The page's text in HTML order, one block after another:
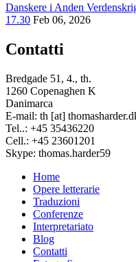
Danskere i Anden
17.30 Feb 06, 2026
Contatti
Bredgade 51, 4., th.
1260 Copenaghen K
Danimarca
E-mail: th [at]
Tel..: +45 35436220
Cell.: +45 23601201
Skype: thomas.harder59
Footer
menu
Home
Opere letterarie
Traduzioni
Conferenze
Interpretariato
Blog
Contatti